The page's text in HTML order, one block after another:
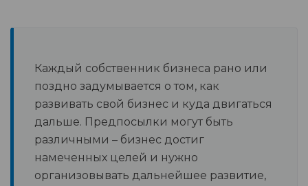
Каждый собственник бизнеса рано или
поздно задумывается о том, как
развивать свой бизнес и куда двигаться
дальше. Предпосылки могут быть
различными – бизнес достиг
намеченных целей и нужно
организовывать дальнейшее развитие,